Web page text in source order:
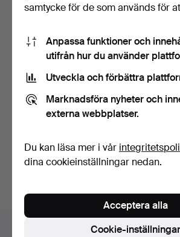
JUNGHANS.
Armbandsur, quartz
70 USD
Samling
Collection,
124 USD
Sidfotsnavigation
samtycke för de som används för
Anpassa funktioner och
utifrån hur du använder
Utveckla och förbättra
Marknadsföra nyheter och
externa webbplatser.
Du kan läsa mer i vår
dina cookieinställningar nedan.
Cookie-inställningar
Acceptera alla